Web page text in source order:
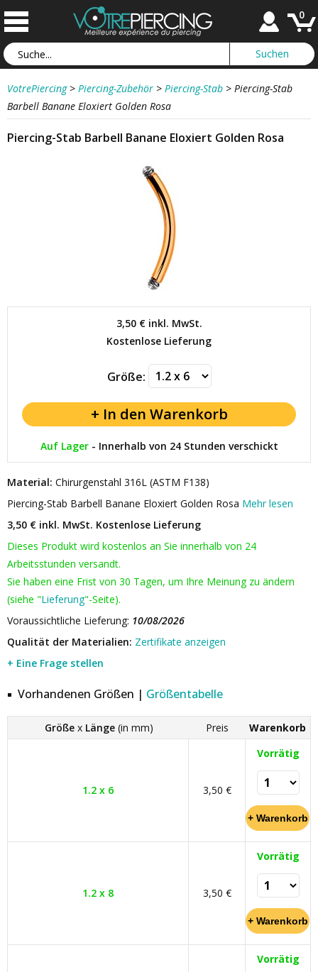
0
VotrePiercing > Piercing-Zubehör > Piercing-Stab > Piercing-Stab
Barbell Banane Eloxiert Golden Rosa
Piercing-Stab Barbell Banane Eloxiert Golden Rosa
3,50 €inkl. MwSt.
Kostenlose Lieferung
Größe:
Auf Lager- Innerhalb von 24 Stunden verschickt
Material: Chirurgenstahl 316L (ASTM F138)
Piercing-Stab Barbell Banane Eloxiert Golden Rosa Mehr lesen
3,50 € inkl. MwSt. Kostenlose Lieferung
Dieses Produkt wird kostenlos an Sie innerhalb von 24
Arbeitsstunden versandt.
Sie haben eine Frist von 30 Tagen, um Ihre Meinung zu ändern
(siehe "Lieferung"-Seite).
Voraussichtliche Lieferung: 10/08/2026
Qualität der Materialien: Zertifikate anzeigen
+ Eine Frage stellen
Vorhandenen Größen | Größentabelle
Größex Länge(in mm) Preis Warenkorb
1.2 x 6 3,50 €
Vorrätig
1.2 x 8 3,50 €
Vorrätig
Vorrätig